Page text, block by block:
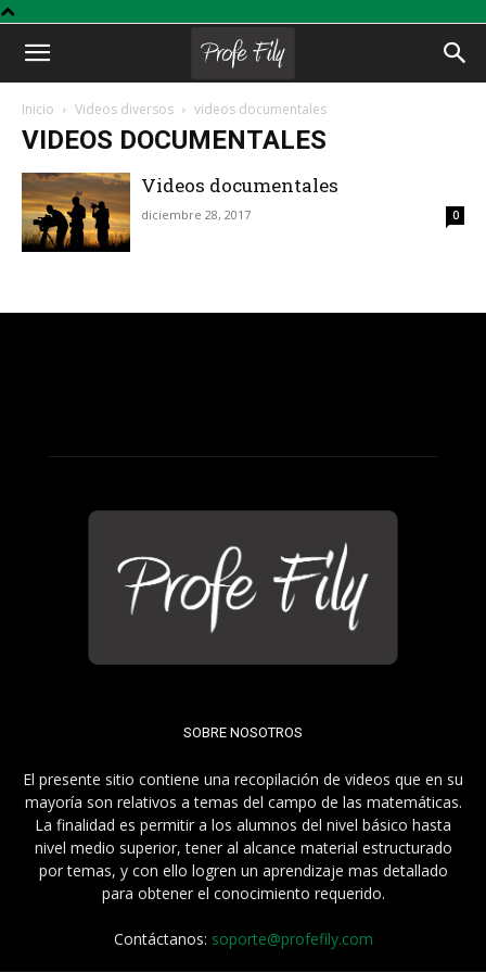
Profe
Inicio Videos diversos videos documentales
VIDEOS DOCUMENTALES
Videos documentales
diciembre 28, 2017 0
SOBRE NOSOTROS
El presente sitio contiene una recopilación de videos que en su
mayoría son relativos a temas del campo de las matemáticas.
La finalidad es permitir a los alumnos del nivel básico hasta
nivel medio superior, tener al alcance material estructurado
por temas, y con ello logren un aprendizaje mas detallado
para obtener el conocimiento requerido.
Contáctanos: soporte@profefily.com